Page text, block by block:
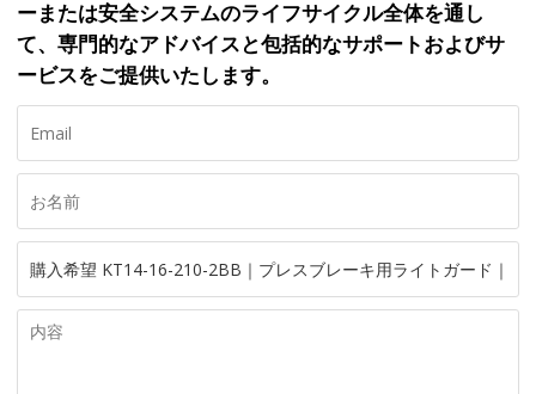
ーまたは安全システムのライフサイクル全体を通し
て、専門的なアドバイスと包括的なサポートおよびサ
ービスをご提供いたします。